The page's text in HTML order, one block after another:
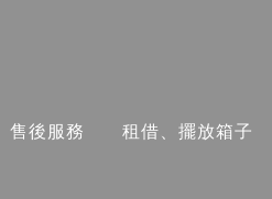
售後服務 租借、擺放箱子